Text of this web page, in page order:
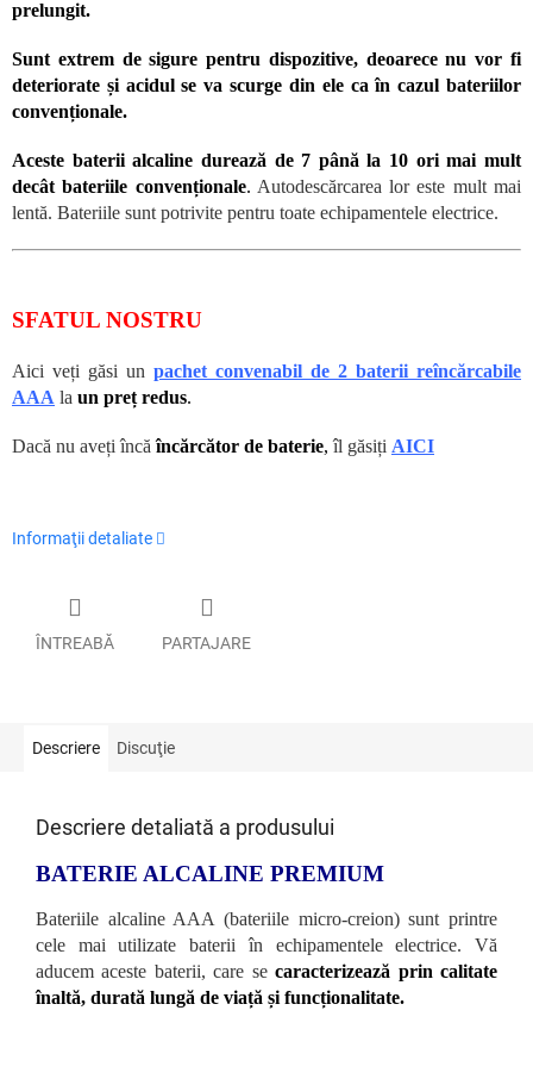
prelungit.
Sunt extrem de sigure pentru dispozitive, deoarece nu vor fi
deteriorate și acidul se va scurge din ele ca în cazul bateriilor
convenționale.
Aceste baterii alcaline durează de 7 până la 10 ori mai mult
decât bateriile convenționale. Autodescărcarea lor este mult mai
lentă. Bateriile sunt potrivite pentru toate echipamentele electrice.
SFATUL NOSTRU
Aici veți găsi un pachet convenabil de 2 baterii reîncărcabile
AAA la un preț redus.
Dacă nu aveți încăîncărcător de baterie, îl găsiți AICI
Informaţii detaliate
ÎNTREABĂ PARTAJARE
Descriere Discuţie
Descriere detaliată a produsului
BATERIE ALCALINE PREMIUM
Bateriile alcaline AAA (bateriile micro-creion) sunt printre
cele mai utilizate baterii în echipamentele electrice. Vă
aducem aceste baterii, care secaracterizează prin calitate
înaltă, durată lungă de viață și funcționalitate.